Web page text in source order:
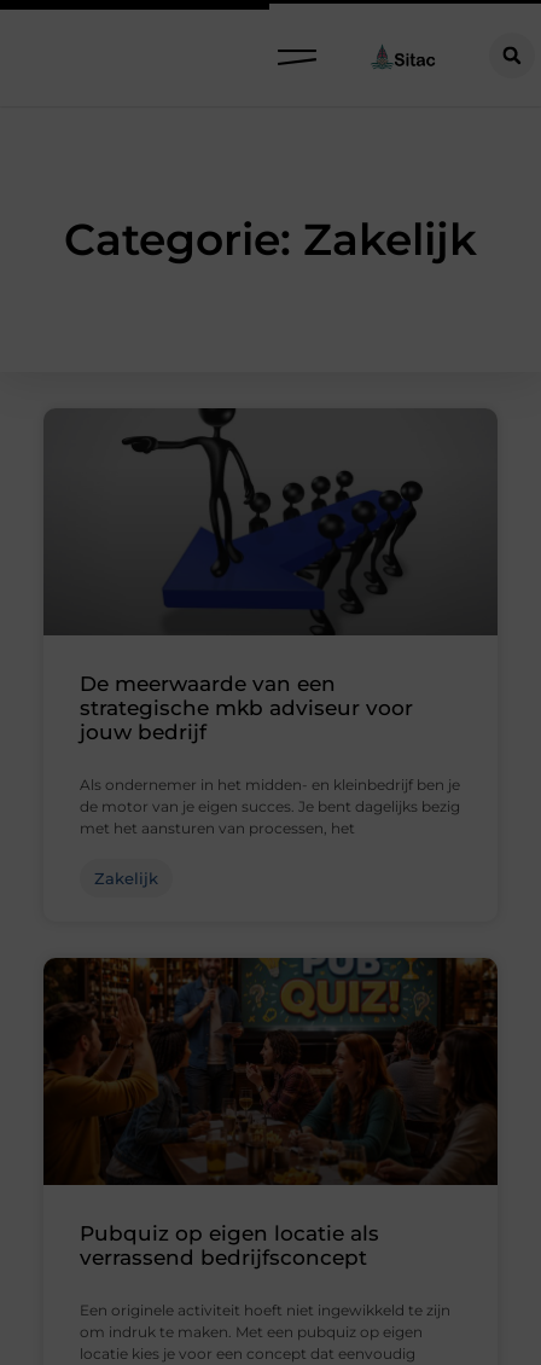
Categorie: Zakelijk
De meerwaarde van een
strategische mkb adviseur voor
jouw bedrijf
Als ondernemer in het midden- en kleinbedrijf ben je
de motor van je eigen succes. Je bent dagelijks bezig
met het aansturen van processen, het
Zakelijk
Pubquiz op eigen locatie als
verrassend bedrijfsconcept
Een originele activiteit hoeft niet ingewikkeld te zijn
om indruk te maken. Met een pubquiz op eigen
locatie kies je voor een concept dat eenvoudig